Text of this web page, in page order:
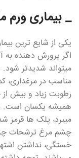
_ بیماری ورم
یکی از شایع ترین
اگر پرورش دهنده به
میتواند شدیدتر شود.
رطوبت زیاد و بیش
همیشه یکسان است.
میبرد، پلک ها
چشم مرغ ترشحات
خستگی، نداشتن